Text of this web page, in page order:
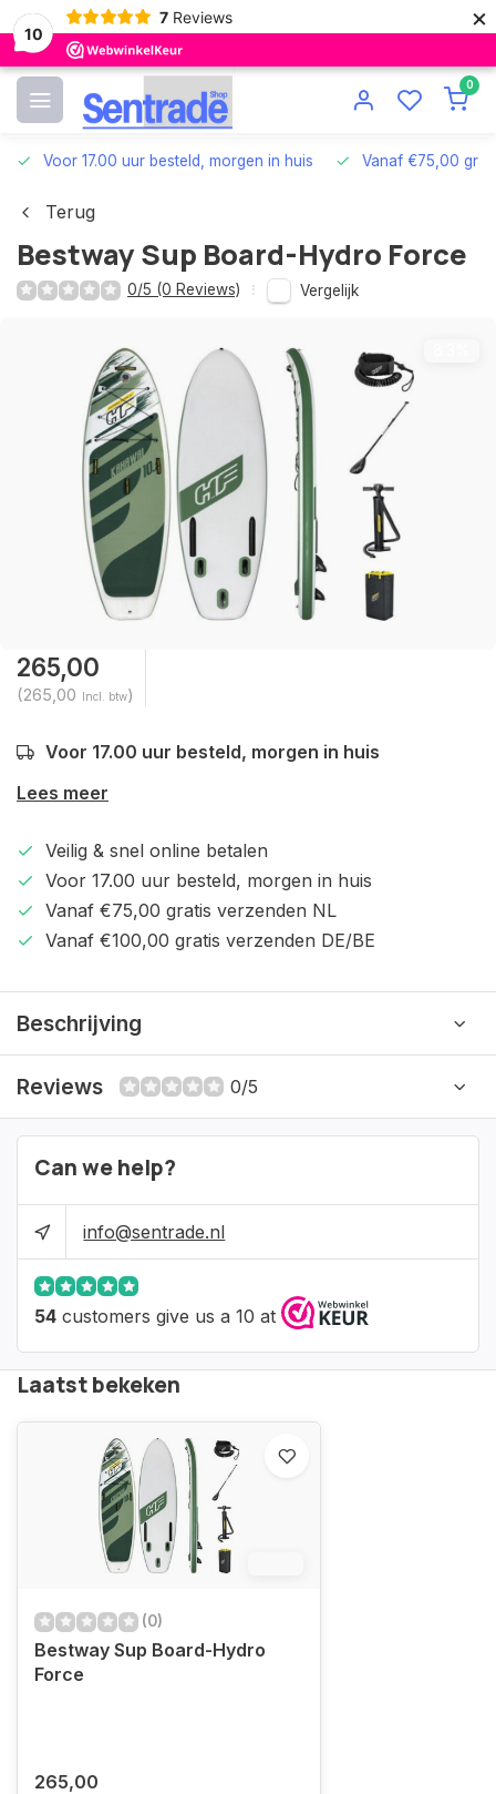
10
7 Reviews ×
0
Voor 17.00 uur besteld, morgen in huis Vanaf €75,00
Terug
Bestway Sup Board-Hydro Force
0/5 (0 Reviews) Vergelijk
265,00
(265,00 Incl. btw)
Voor 17.00 uur besteld, morgen in huis
Lees meer
Veilig & snel online betalen
Voor 17.00 uur besteld, morgen in huis
Vanaf €75,00 gratis verzenden NL
Vanaf €100,00 gratis verzenden DE/BE
Beschrijving
Reviews 0/5
Can we help?
info@sentrade.nl
54 customers give us a 10 at
Laatst bekeken
(0)
Bestway Sup Board-Hydro
Force
265,00